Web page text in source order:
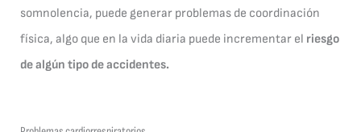
somnolencia, puede generar problemas de coordinación
física, algo que en la vida diaria puede incrementar el riesgo
de algún tipo de accidentes.